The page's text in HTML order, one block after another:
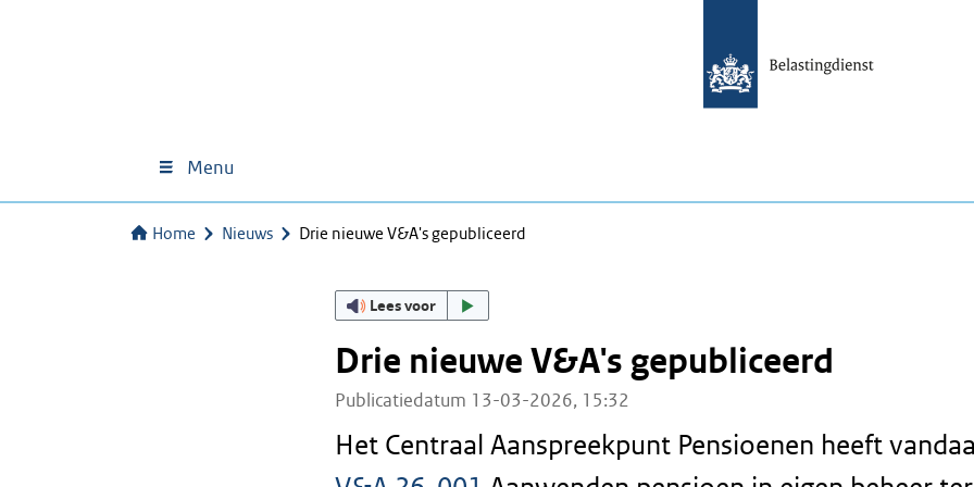
Menu
Home Nieuws Drie nieuwe V&A's gepubliceerd
Lees voor
Drie nieuwe V&A's gepubliceerd
Publicatiedatum 13-03-2026, 15:32
Het Centraal Aanspreekpunt Pensioenen heeft